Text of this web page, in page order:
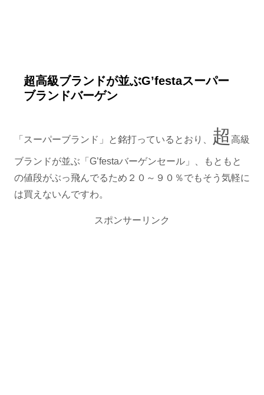
超高級ブランドが並ぶG’festaスーパー
ブランドバーゲン
「スーパーブランド」と銘打っているとおり、 超 高級
ブランドが並ぶ「G’festaバーゲンセール」、もともと
の値段がぶっ飛んでるため２０～９０％でもそう気軽に
は買えないんですわ。
スポンサーリンク